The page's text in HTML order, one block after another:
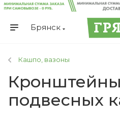
Брянск
Кашпо, вазоны
подвесных